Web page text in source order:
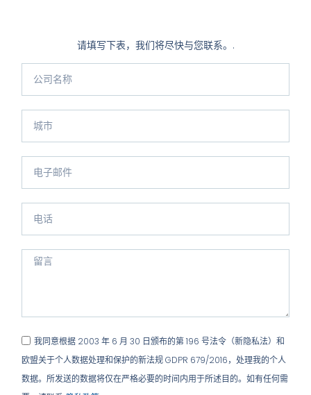
请填写下表，我们将尽快与您联系。.
我同意根据 2003 年 6 月 30 日颁布的第 196 号法令（新隐私法）和
欧盟关于个人数据处理和保护的新法规 GDPR 679/2016，处理我的个人
数据。所发送的数据将仅在严格必要的时间内用于所述目的。如有任何需